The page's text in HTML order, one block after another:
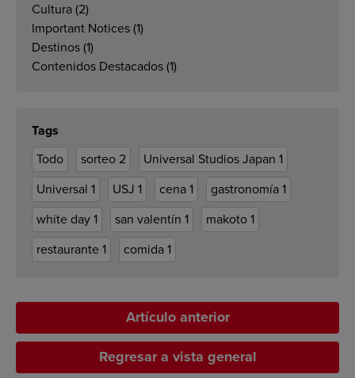
Cultura (2)
Important Notices (1)
Destinos (1)
Contenidos Destacados (1)
Tags
Todo
sorteo 2 Universal Studios Japan 1
Universal 1 USJ 1 cena 1 gastronomía 1
white day 1 san valentín 1 makoto 1
restaurante 1 comida 1
Artículo anterior
Regresar a vista general